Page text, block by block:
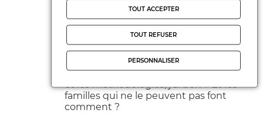
d’élèves qui travailleront
spontanément des cours, sans
interaction avec la classe ni
l’enseignant ? S’ils ne comprennent
pas, les familles devront faire à la place
(bon courage à tous) ou payer un prof
particulier pour expliquer les notions
et les méthodologies, j’ai bon ? Et les
familles qui ne le peuvent pas font
comment ?
TOUT ACCEPTER
TOUT REFUSER
PERSONNALISER